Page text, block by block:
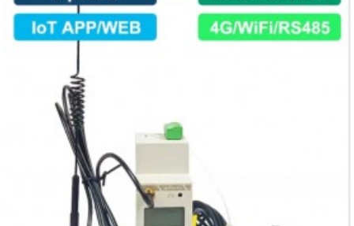
● 펄스 출력 : 액티브 펄스 출력